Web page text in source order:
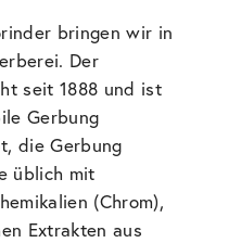
bringen wir in
Der
seit 1888 und ist
Gerbung
die Gerbung
üblich mit
(Chrom),
Extrakten aus